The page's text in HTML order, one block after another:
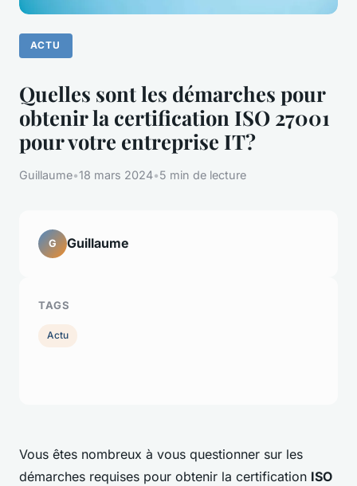
ACTU
Quelles sont les démarches pour
obtenir la certification ISO 27001
pour votre entreprise IT?
Guillaume•18 mars 2024•5 min de lecture
Vous êtes nombreux à vous questionner sur les
démarches requises pour obtenir la certification ISO
G Guillaume
TAGS
Actu